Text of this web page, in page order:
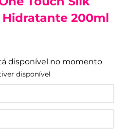
200ml
disponível no momento
disponível